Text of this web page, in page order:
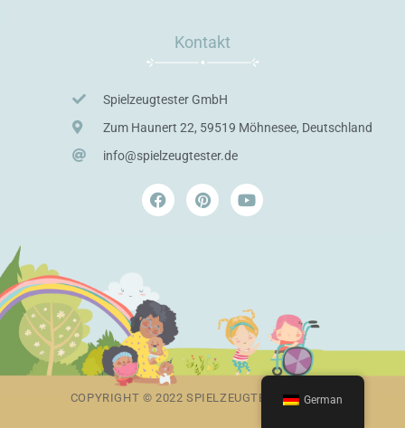
Kontakt
Spielzeugtester GmbH
Zum Haunert 22, 59519 Möhnesee, Deutschland
info@spielzeugtester.de
F
a
c
k
P
i
n
Y
o
u
COPYRIGHT © 2022 SPIELZEUGTESTER GMBH
German